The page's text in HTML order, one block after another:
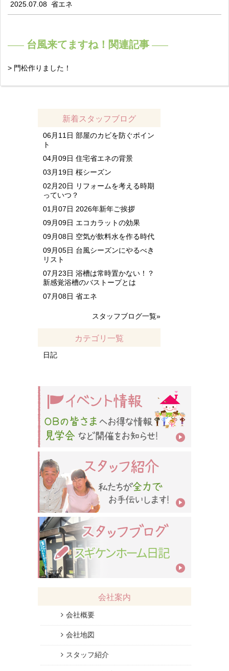
2025.07.08 省エネ
台風来てますね！関連記事
> 門松作りました！
新着スタッフブログ
06月11日 部屋のカビを防ぐポイン
ト
04月09日 住宅省エネの背景
03月19日 桜シーズン
02月20日 リフォームを考える時期
っていつ？
01月07日 2026年新年ご挨拶
09月09日 エコカラットの効果
09月08日 空気が飲料水を作る時代
09月05日 台風シーズンにやるべき
リスト
07月23日 浴槽は常時置かない！？
新感覚浴槽のバストープとは
07月08日 省エネ
スタッフブログ一覧»
カテゴリ一覧
日記
会社案内
会社概要
会社地図
スタッフ紹介